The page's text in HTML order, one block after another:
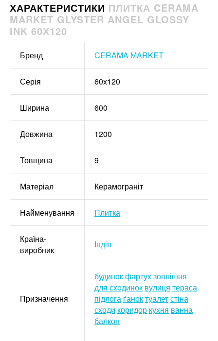
ХАРАКТЕРИСТИКИ ПЛИТКА CERAMA
MARKET GLYSTER ANGEL GLOSSY
INK 60Х120
Бренд CERAMA MARKET
Серія 60x120
Ширина 600
Довжина 1200
Товщина 9
Матеріал Керамограніт
Найменування Плитка
Країна-
виробник
Індія
Призначення
будинокфартухзовнішня
для сходинок вулиця тераса
підлога ґаноктуалетстіна
сходи коридор кухня ванна
балкон